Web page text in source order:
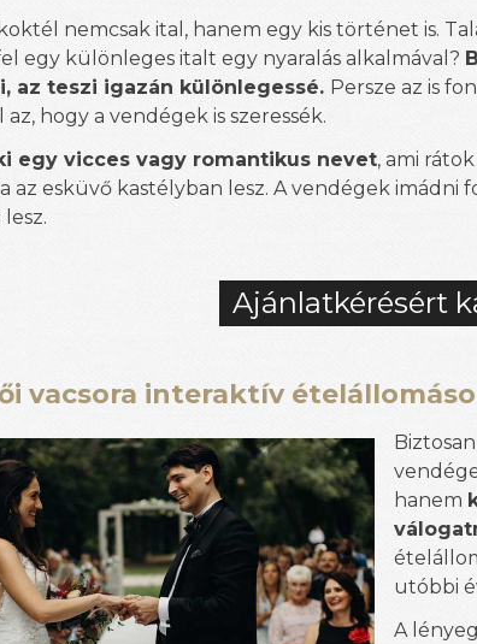
nemcsak ital, hanem egy kis történet is.
egy különleges italt egy nyaralás alkalmával?
az teszi igazán különlegessé. Persze az is
az, hogy a vendégek is szeressék.
egy vicces vagy romantikus nevet, ami
az esküvő kastélyban lesz. A vendégek
Ajánlatkérésért
vacsora interaktív
hanem
utóbbi
A